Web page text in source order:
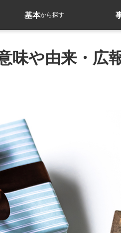
基本から探す
味や由来・広